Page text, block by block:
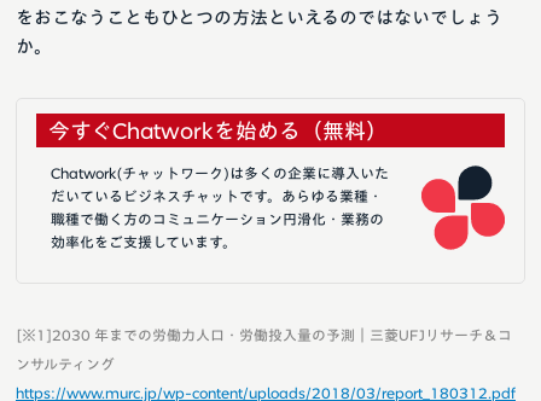
をおこなうこともひとつの方法といえるのではないでしょう
か。
今すぐChatworkを始める（無料）
Chatwork(チャットワーク)は多くの企業に導入いた
だいているビジネスチャットです。あらゆる業種・
職種で働く方のコミュニケーション円滑化・業務の
効率化をご支援しています。
[※1]2030 年までの労働力人口・労働投入量の予測｜三菱UFJリサーチ＆コ
ンサルティング
https://www.murc.jp/wp-content/uploads/2018/03/report_180312.pdf